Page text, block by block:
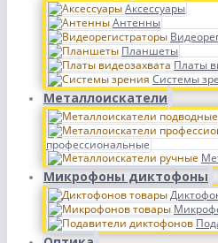
Аксессуары
Антенны
Планшеты
Платы
Системы
Металлоискатели
профессиональные
Микрофоны диктофоны